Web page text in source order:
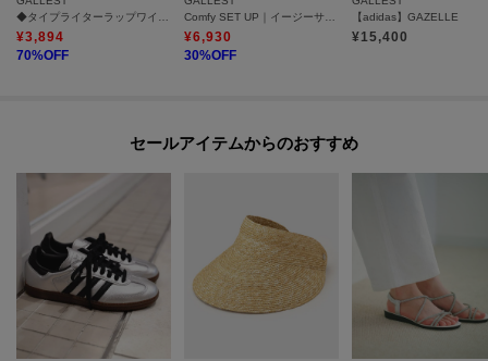
¥3,894
70%OFF
¥6,930
30%OFF
【adidas】GAZELLE
¥15,400
セールアイテムからのおすすめ